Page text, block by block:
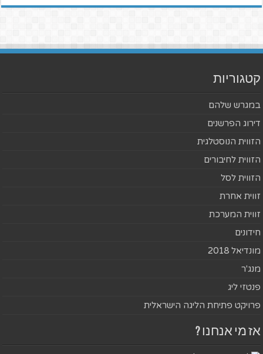
קטגוריות
במגרש שלהם
דירוג הפרשנים
הזווית הנוסטלגית
הזווית לחיבורים
הזווית לסל
זווית אחרת
זווית המערכת
חידונים
מונדיאל 2018
מנג'ר
פנטזי ליג
פרויקט פתיחת הליגה הישראלית
אז מי אנחנו ?